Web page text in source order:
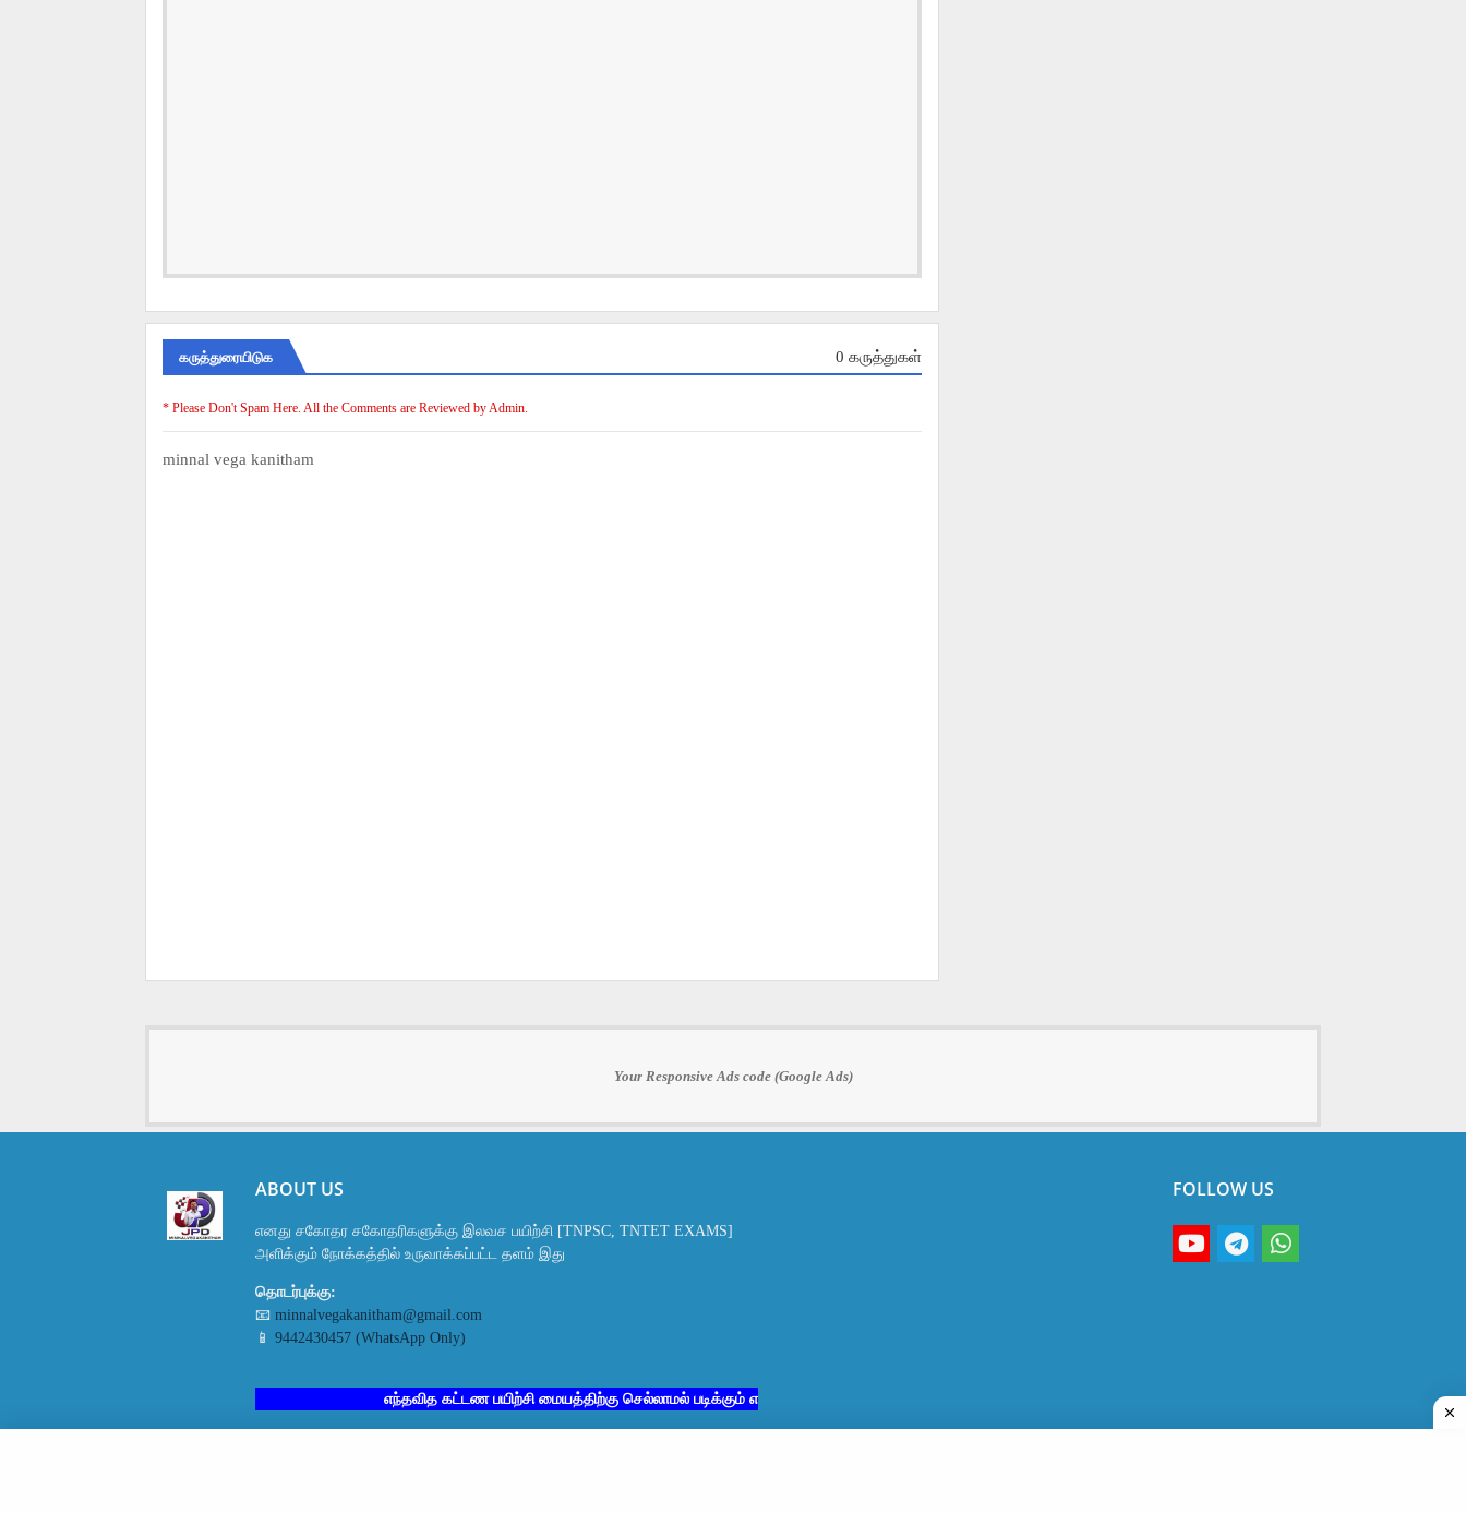
கருத்துரையிடுக 0 கருத்துகள்
* Please Don't Spam Here. All the Comments are Reviewed by Admin.
minnal vega kanitham
Your Responsive Ads code (Google Ads)
ABOUT US
எனது சகோதர சகோதரிகளுக்கு இலவச பயிற்சி [TNPSC, TNTET EXAMS]
அளிக்கும் நோக்கத்தில் உருவாக்கப்பட்ட தளம் இது
தொடர்புக்கு:
📧 minnalvegakanitham@gmail.com
📱 9442430457 (WhatsApp Only)
எந்தவித கட்டண பயிற்சி மையத்திற்கு செல்லாமல் படிக்கும் எனது சகோதர சகோதரிகளுக்கு மட்டும்
FOLLOW US